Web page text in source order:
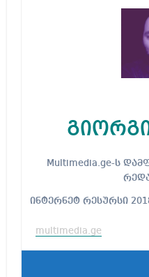
Multimedia.ge-ს დამფუძნებელი და მთავარი
ინტერნეტ რესურსი
multimedia.ge